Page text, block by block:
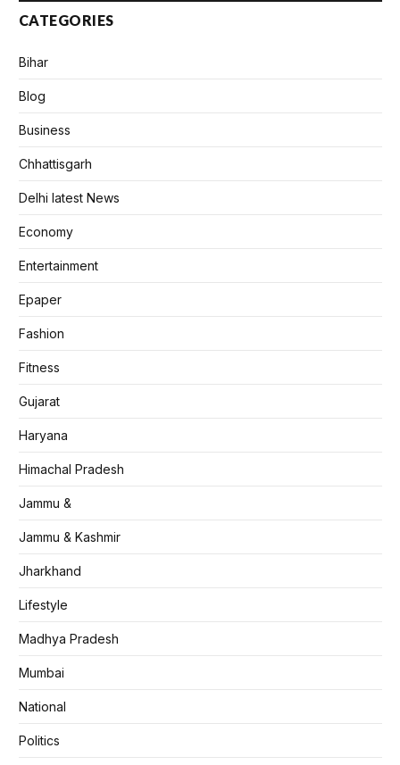
CATEGORIES
Bihar
Blog
Business
Chhattisgarh
Delhi latest News
Economy
Entertainment
Epaper
Fashion
Fitness
Gujarat
Haryana
Himachal Pradesh
Jammu &
Jammu & Kashmir
Jharkhand
Lifestyle
Madhya Pradesh
Mumbai
National
Politics